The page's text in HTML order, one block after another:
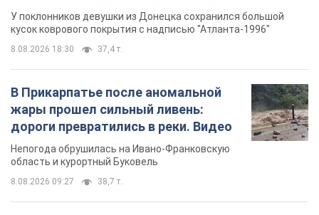
лет назад завоевала "золото" Олимпиады
У поклонников девушки из Донецка сохранился большой
кусок коврового покрытия с надписью "Атланта-1996"
8.08.2026 18:30 37,4 т.
В Прикарпатье после аномальной
жары прошел сильный ливень:
дороги превратились в реки. Видео
Непогода обрушилась на Ивано-Франковскую
область и курортный Буковель
8.08.2026 09:27 38,7 т.